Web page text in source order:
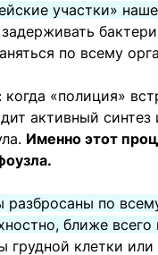
участки»
по всему
«полиция»
активный
Именно этот
разбросаны по
ближе всего
грудной клетки